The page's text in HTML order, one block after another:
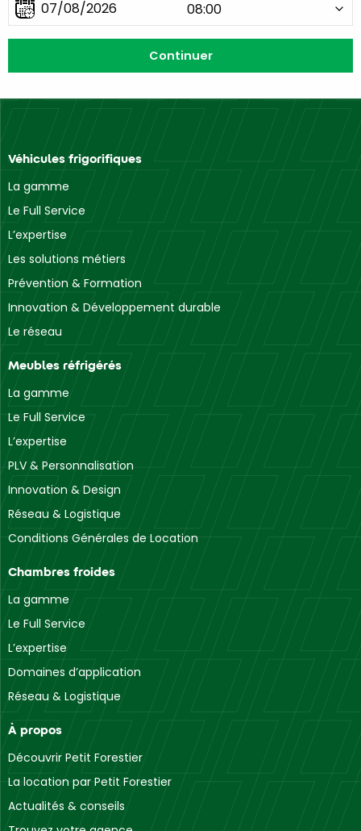
Véhicules frigorifiques
La gamme
Le Full Service
L’expertise
Les solutions métiers
Prévention & Formation
Innovation & Développement durable
Le réseau
Meubles réfrigérés
La gamme
Le Full Service
L’expertise
PLV & Personnalisation
Innovation & Design
Réseau & Logistique
Conditions Générales de Location
Chambres froides
La gamme
Le Full Service
L’expertise
Domaines d’application
Réseau & Logistique
À propos
Découvrir Petit Forestier
La location par Petit Forestier
Actualités & conseils